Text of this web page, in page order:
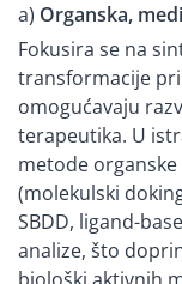
a) Organska,
Fokusira se na
transformacije
omogućavaju
terapeutika. U
metode
(molekulski
SBDD, ligand-
analize, što